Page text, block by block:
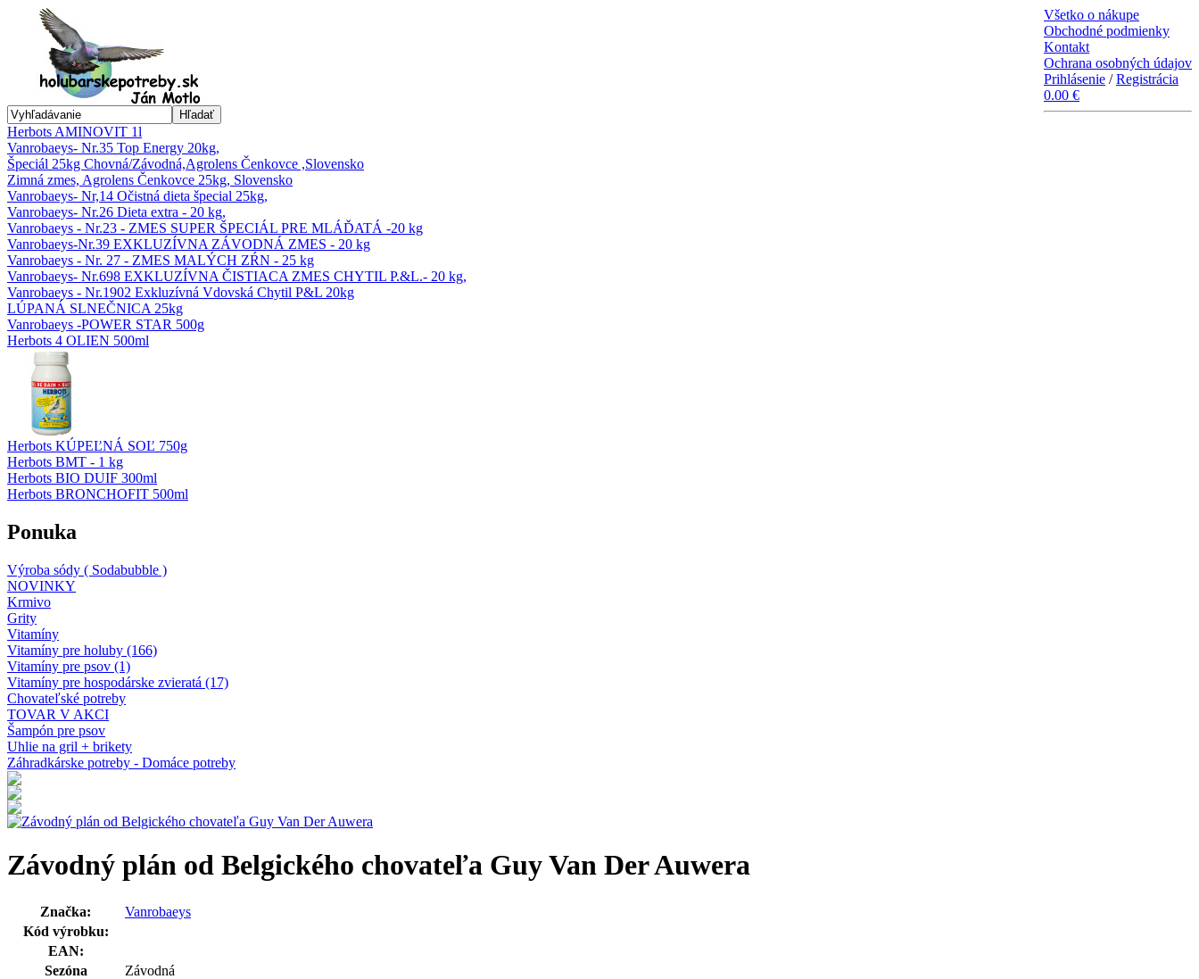
Všetko o nákupe
Obchodné podmienky
Kontakt
Ochrana osobných údajov
Prihlásenie /Registrácia
0.00 €
Hľadať
Herbots AMINOVIT 1l
Vanrobaeys- Nr.35 Top Energy 20kg,
Špeciál 25kg Chovná/Závodná,Agrolens Čenkovce ,Slovensko
Zimná zmes, Agrolens Čenkovce 25kg, Slovensko
Vanrobaeys- Nr,14 Očistná dieta špecial 25kg,
Vanrobaeys- Nr.26 Dieta extra - 20 kg,
Vanrobaeys - Nr.23 - ZMES SUPER ŠPECIÁL PRE MLÁĎATÁ -20 kg
Vanrobaeys-Nr.39 EXKLUZÍVNA ZÁVODNÁ ZMES - 20 kg
Vanrobaeys - Nr. 27 - ZMES MALÝCH ZŔN - 25 kg
Vanrobaeys- Nr.698 EXKLUZÍVNA ČISTIACA ZMES CHYTIL P.&L.- 20 kg,
Vanrobaeys - Nr.1902 Exkluzívná Vdovská Chytil P&L 20kg
LÚPANÁ SLNEČNICA 25kg
Vanrobaeys -POWER STAR 500g
Herbots 4 OLIEN 500ml
Herbots KÚPEĽNÁ SOĽ 750g
Herbots BMT - 1 kg
Herbots BIO DUIF 300ml
Herbots BRONCHOFIT 500ml
Ponuka
Výroba sódy ( Sodabubble )
NOVINKY
Krmivo
Grity
Vitamíny
Vitamíny pre holuby (166)
Vitamíny pre psov (1)
Vitamíny pre hospodárske zvieratá (17)
Chovateľské potreby
TOVAR V AKCI
Šampón pre psov
Uhlie na gril + brikety
Záhradkárske potreby - Domáce potreby
Závodný plán od Belgického chovateľa Guy Van Der Auwera
Značka:
Vanrobaeys
Kód výrobku:
EAN:
Sezóna
Závodná